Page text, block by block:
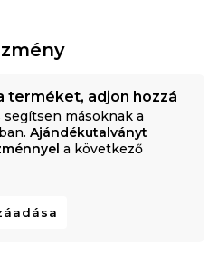
terméket, adjon hozzá
másoknak a
Ajándékutalványt
a következő